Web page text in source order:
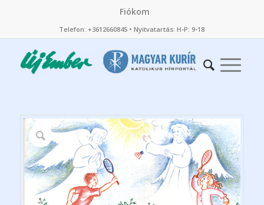
Fiókom
Telefon: +3612660845 • Nyitvatartás: H-P: 9-18